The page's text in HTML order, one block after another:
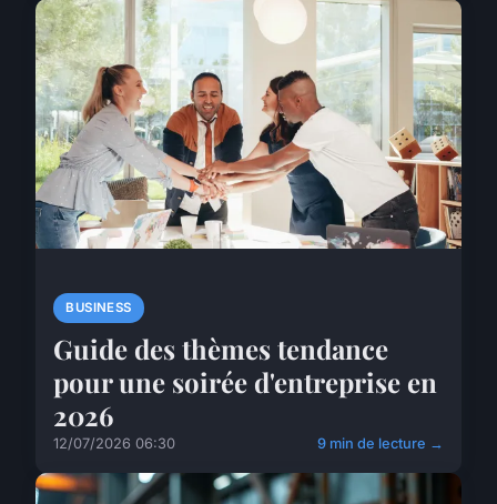
BUSINESS
Guide des thèmes tendance
pour une soirée d'entreprise en
2026
12/07/2026 06:30 9 min de lecture →